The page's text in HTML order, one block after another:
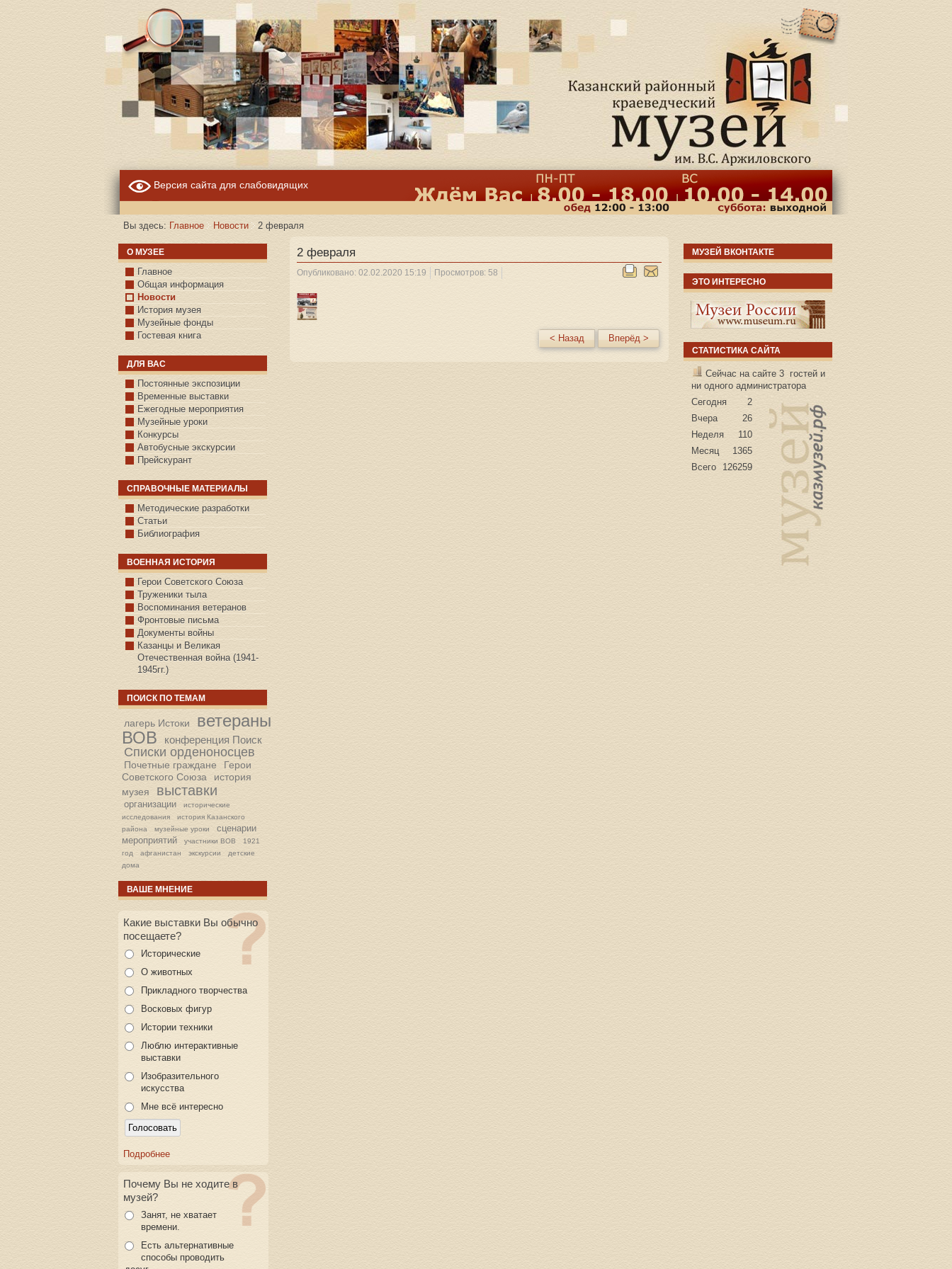
Версия сайта для слабовидящих
Вы здесь: Главное Новости 2 февраля
О МУЗЕЕ
Главное
Общая информация
Новости
История музея
Музейные фонды
Гостевая книга
ДЛЯ ВАС
Постоянные экспозиции
Временные выставки
Ежегодные мероприятия
Музейные уроки
Конкурсы
Автобусные экскурсии
Прейскурант
СПРАВОЧНЫЕ МАТЕРИАЛЫ
Методические разработки
Статьи
Библиография
ВОЕННАЯ ИСТОРИЯ
С.КАЗАНСКОЕ
Герои Советского Союза
Труженики тыла
Воспоминания ветеранов
Фронтовые письма
Документы войны
Казанцы и Великая
Отечественная война (1941-
1945гг.)
ПОИСК ПО ТЕМАМ
лагерь Истоки
ветераны
ВОВ
конференция Поиск
Списки орденоносцев
Почетные граждане
Герои
Советского Союза
история
музея
выставки
организации
исторические
исследования
история Казанского
района
музейные уроки
сценарии
мероприятий
участники ВОВ
1921
год
афганистан экскурсии
детские
дома
ВАШЕ МНЕНИЕ
Какие выставки Вы обычно
посещаете?
Исторические
О животных
Прикладного творчества
Восковых фигур
Истории техники
Люблю интерактивные
выставки
Изобразительного
искусства
Мне всё интересно
Подробнее
Почему Вы не ходите в
музей?
Занят, не хватает
времени.
Есть альтернативные
способы проводить
2 февраля
Опубликовано: 02.02.2020 15:19 Просмотров: 58
< Назад Вперёд >
МУЗЕЙ ВКОНТАКТЕ
ЭТО ИНТЕРЕСНО
СТАТИСТИКА САЙТА
Сейчас на сайте 3 гостей и
ни одного администратора
Сегодня
2
Вчера
26
Неделя
110
Месяц
1365
Всего
126259